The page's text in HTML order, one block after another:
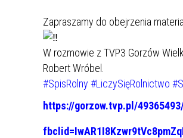
Zapraszamy do obejrzenia
W rozmowie z TVP3 Gorzów
Robert Wróbel.
#SpisRolny #LiczySięRolnictwo
https://gorzow.tvp.pl/